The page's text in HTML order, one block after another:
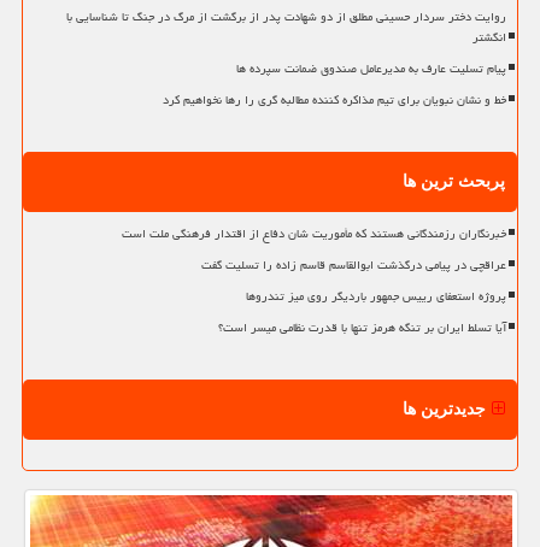
روایت دختر سردار حسینی مطلق از دو شهادت پدر از برگشت از مرگ در جنگ تا شناسایی با
انگشتر
پیام تسلیت عارف به مدیرعامل صندوق ضمانت سپرده ها
خط و نشان نبویان برای تیم مذاکره کننده مطالبه گری را رها نخواهیم کرد
پربحث ترین ها
خبرنگاران رزمندگانی هستند که مأموریت شان دفاع از اقتدار فرهنگی ملت است
عراقچی در پیامی درگذشت ابوالقاسم قاسم زاده را تسلیت گفت
پروژه استعفای رییس جمهور باردیگر روی میز تندروها
آیا تسلط ایران بر تنگه هرمز تنها با قدرت نظامی میسر است؟
جدیدترین ها